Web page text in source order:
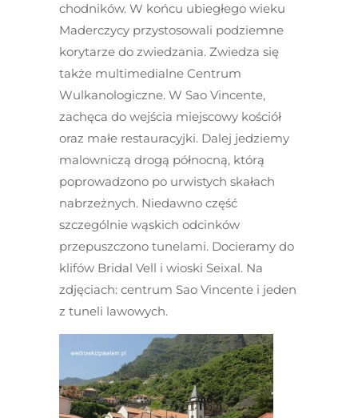
chodników. W końcu ubiegłego wieku
Maderczycy przystosowali podziemne
korytarze do zwiedzania. Zwiedza się
także multimedialne Centrum
Wulkanologiczne. W Sao Vincente,
zachęca do wejścia miejscowy kościół
oraz małe restauracyjki. Dalej jedziemy
malowniczą drogą północną, którą
poprowadzono po urwistych skałach
nabrzeżnych. Niedawno część
szczególnie wąskich odcinków
przepuszczono tunelami. Docieramy do
klifów Bridal Vell i wioski Seixal. Na
zdjęciach: centrum Sao Vincente i jeden
z tuneli lawowych.